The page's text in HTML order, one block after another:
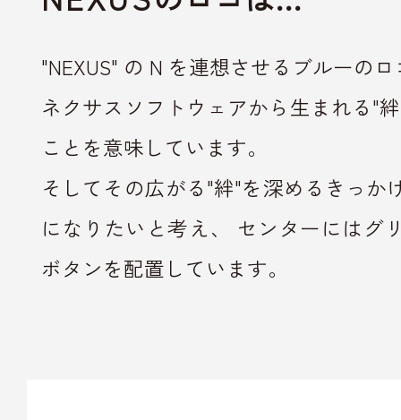
"NEXUS" の N を連想させるブルーの
ネクサスソフトウェアから生まれる"
ことを意味しています。
そしてその広がる"絆"を深めるきっか
になりたいと考え、
センターにはグ
ボタンを配置しています。